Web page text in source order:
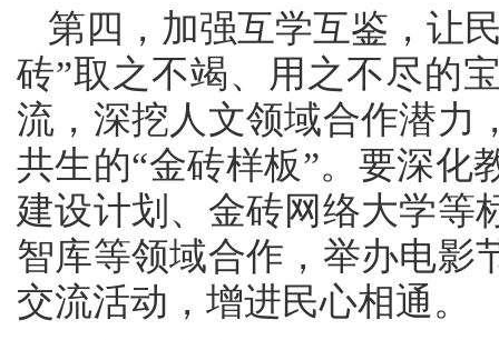
第四，加强互学互鉴，让
砖”取之不竭、用之不尽的
流，深挖人文领域合作潜力
共生的“金砖样板”。要深化
建设计划、金砖网络大学等
智库等领域合作，举办电影
交流活动，增进民心相通。